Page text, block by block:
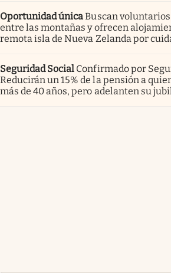
Oportunidad únicaBuscan
entre las montañas y ofrecen
remota isla de Nueva Zelanda por
Seguridad Social Confirmado por
Reducirán un 15% de la pensión a
más de 40 años, pero adelanten su